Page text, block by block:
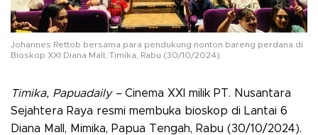
Johannes Rettob bersama para pendukung nonton bareng perdana di
Bioskop XXI Diana Mall, Timika, Rabu (30/10/2024).
Timika, Papuadaily –Cinema XXI milik PT. Nusantara
Sejahtera Raya resmi membuka bioskop di Lantai 6
Diana Mall, Mimika, Papua Tengah, Rabu (30/10/2024).